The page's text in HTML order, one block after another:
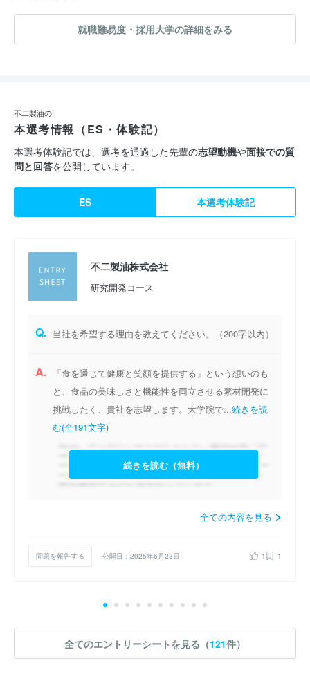
就職難易度・採用大学の詳細をみる
不二製油の
本選考情報（ES・体験記）
本選考体験記では、選考を通過した先輩の志望動機や面接での質
問と回答を公開しています。
ES 本選考体験記
不二製油株式会社
研究開発コース
Q. 当社を希望する理由を教えてください。（200字以内）
A.
「食を通じて健康と笑顔を提供する」という想いのも
と、食品の美味しさと機能性を両立させる素材開発に
挑戦したく、貴社を志望します。大学院で...続きを読
む(全191文字)
続きを読む（無料）
全ての内容を見る
問題を報告する 公開日：2025年6月23日 1 1
全てのエントリーシートを見る（121件）